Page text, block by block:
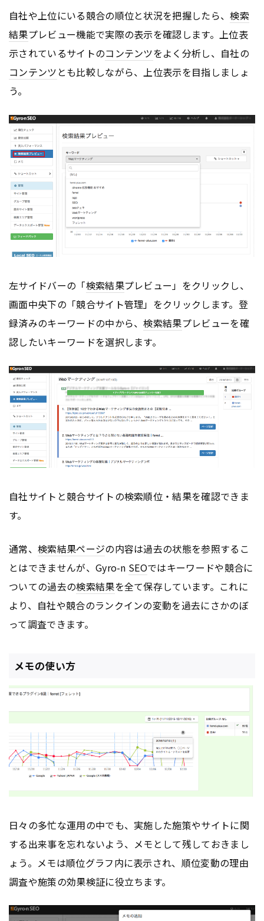
自社や上位にいる競合の順位と状況を把握したら、検索
結果プレビュー機能で実際の表示を確認します。上位表
示されているサイトのコンテンツをよく分析し、自社の
コンテンツ とも比較しながら、上位表示を目指しましょ
う。
左サイドバーの「検索結果プレビュー」をクリックし、
画面中央下の「競合サイト管理」をクリックします。登
録済みのキーワードの中から、検索結果プレビューを確
認したいキーワードを選択します。
自社サイトと競合サイトの検索順位・結果を確認できま
す。
通常、 検索結果ページの内容は過去の状態を参照するこ
とはできませんが、Gyro-n SEOではキーワードや競合に
ついての過去の検索結果を全て保存しています。これに
より、自社や競合のランクインの変動を過去にさかのぼ
って調査できます。
メモの使い方
日々の多忙な運用の中でも、実施した施策やサイトに関
する出来事を忘れないよう、メモとして残しておきまし
ょう。メモは順位グラフ内に表示され、順位変動の理由
調査や施策の効果検証に役立ちます。